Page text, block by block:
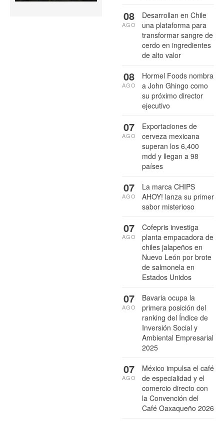
Desarrollan en Chile
una plataforma para
transformar sangre de
cerdo en ingredientes
de alto valor
08
AGO
Hormel Foods nombra
a John Ghingo como
su próximo director
ejecutivo
08
AGO
Exportaciones de
cerveza mexicana
superan los 6,400
mdd y llegan a 98
países
07
AGO
La marca CHIPS
AHOY! lanza su primer
sabor misterioso
07
AGO
Cofepris investiga
planta empacadora de
chiles jalapeños en
Nuevo León por brote
de salmonela en
Estados Unidos
07
AGO
Bavaria ocupa la
primera posición del
ranking del Índice de
Inversión Social y
Ambiental Empresarial
2025
07
AGO
México impulsa el café
de especialidad y el
comercio directo con
la Convención del
Café Oaxaqueño 2026
07
AGO